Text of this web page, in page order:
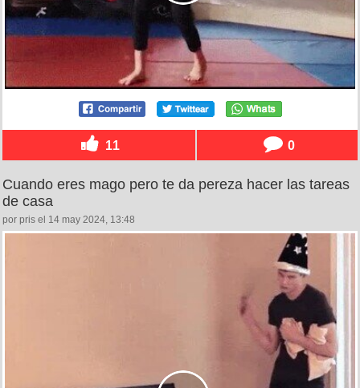
11 0
Cuando eres mago pero te da pereza hacer las tareas
de casa
por pris el 14 may 2024, 13:48